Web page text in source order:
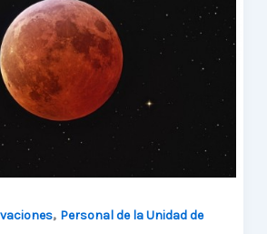
, Personal de la Unidad de